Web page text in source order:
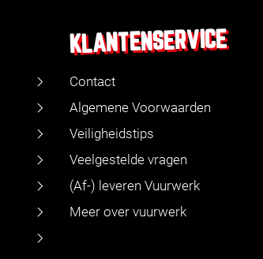
KLANTENSERVICE
Contact
Algemene Voorwaarden
Veiligheidstips
Veelgestelde vragen
(Af-) leveren Vuurwerk
Meer over vuurwerk